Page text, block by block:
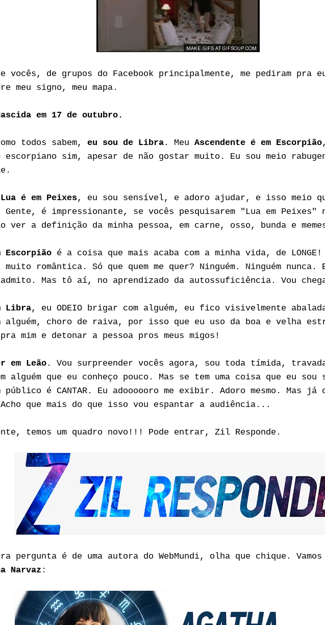
vocês, de grupos do Facebook principalmente, me pediram pra
meu signo, meu mapa.
em 17 de outubro.
todos sabem, eu sou de Libra . Meu Ascendente é em Escorpião
escorpiano sim, apesar de não gostar muito. Eu sou meio
Lua é em Peixes, eu sou sensível, e adoro ajudar, e isso meio
Gente, é impressionante, se vocês pesquisarem "Lua em
ver a definição da minha pessoa, em carne, osso, bunda e
Escorpião é a coisa que mais acaba com a minha vida, de
romântica. Só que quem me quer? Ninguém. Ninguém nunca.
Mas tô aí, no aprendizado da autossuficiência. Vou
Libra, eu ODEIO brigar com alguém, eu fico visivelmente
alguém, choro de raiva, por isso que eu uso da boa e velha
mim e detonar a pessoa pros meus migos!
em Leão . Vou surpreender vocês agora, sou toda tímida,
alguém que eu conheço pouco. Mas se tem uma coisa que eu sou
público é CANTAR. Eu adoooooro me exibir. Adoro mesmo. Mas
que mais do que isso vou espantar a audiência...
temos um quadro novo!!! Pode entrar, Zil Responde.
pergunta é de uma autora do WebMundi, olha que chique.
Narvaz :